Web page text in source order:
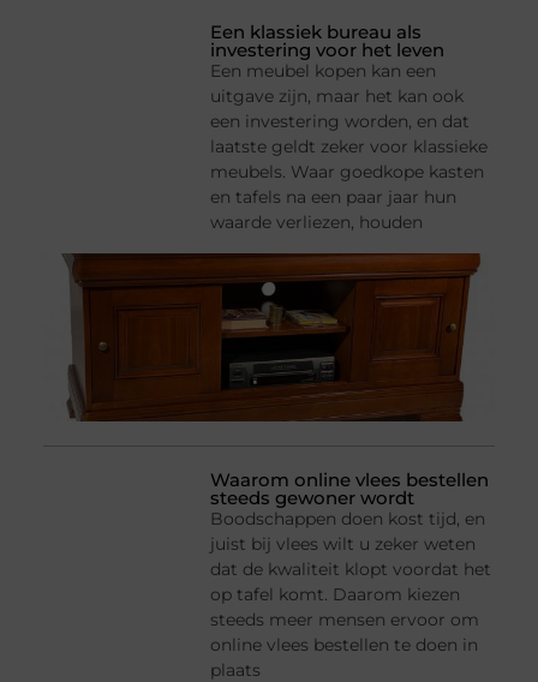
Een klassiek bureau als
investering voor het leven
Een meubel kopen kan een
uitgave zijn, maar het kan ook
een investering worden, en dat
laatste geldt zeker voor klassieke
meubels. Waar goedkope kasten
en tafels na een paar jaar hun
waarde verliezen, houden
Waarom online vlees bestellen
steeds gewoner wordt
Boodschappen doen kost tijd, en
juist bij vlees wilt u zeker weten
dat de kwaliteit klopt voordat het
op tafel komt. Daarom kiezen
steeds meer mensen ervoor om
online vlees bestellen te doen in
plaats